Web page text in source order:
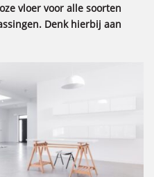
vloer voor alle soorten
Denk hierbij aan